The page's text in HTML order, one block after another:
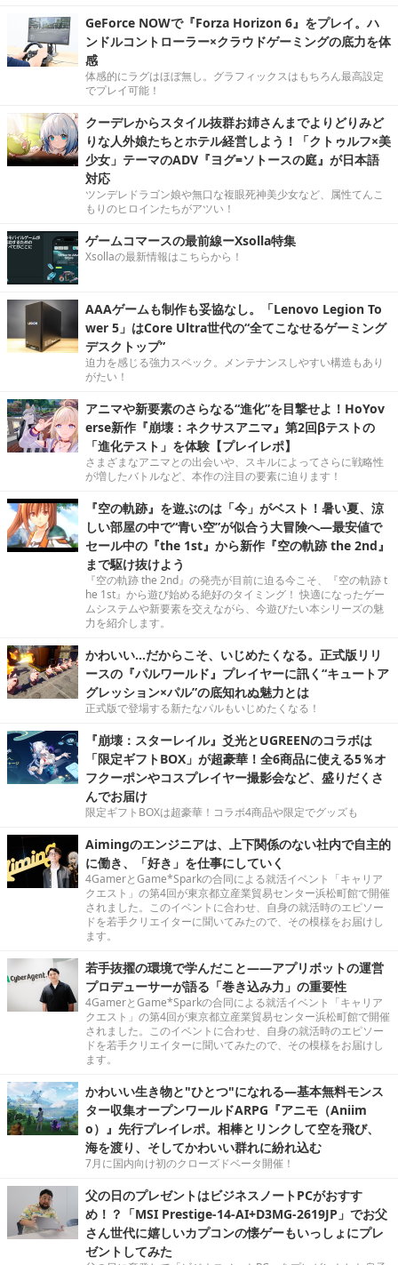
GeForce NOWで『Forza Horizon 6』をプレイ。ハ
ンドルコントローラー×クラウドゲーミングの底力を体
感
体感的にラグはほぼ無し。グラフィックスはもちろん最高設定
でプレイ可能！
クーデレからスタイル抜群お姉さんまでよりどりみど
りな人外娘たちとホテル経営しよう！「クトゥルフ×美
少女」テーマのADV『ヨグ=ソトースの庭』が日本語
対応
ツンデレドラゴン娘や無口な複眼死神美少女など、属性てんこ
もりのヒロインたちがアツい！
ゲームコマースの最前線ーXsolla特集
Xsollaの最新情報はこちらから！
AAAゲームも制作も妥協なし。「Lenovo Legion To
wer 5」はCore Ultra世代の“全てこなせるゲーミング
デスクトップ”
迫力を感じる強力スペック。メンテナンスしやすい構造もあり
がたい！
アニマや新要素のさらなる“進化”を目撃せよ！HoYov
erse新作『崩壊：ネクサスアニマ』第2回βテストの
「進化テスト」を体験【プレイレポ】
さまざまなアニマとの出会いや、スキルによってさらに戦略性
が増したバトルなど、本作の注目の要素に迫ります！
『空の軌跡』を遊ぶのは「今」がベスト！暑い夏、涼
しい部屋の中で“青い空”が似合う大冒険へ―最安値で
セール中の『the 1st』から新作『空の軌跡 the 2nd』
まで駆け抜けよう
『空の軌跡 the 2nd』の発売が目前に迫る今こそ、『空の軌跡 t
he 1st』から遊び始める絶好のタイミング！ 快適になったゲー
ムシステムや新要素を交えながら、今遊びたい本シリーズの魅
力を紹介します。
かわいい…だからこそ、いじめたくなる。正式版リリ
ースの『パルワールド』プレイヤーに訊く“キュートア
グレッション×パル”の底知れぬ魅力とは
正式版で登場する新たなパルもいじめたくなる！
『崩壊：スターレイル』爻光とUGREENのコラボは
「限定ギフトBOX」が超豪華！全6商品に使える5％オ
フクーポンやコスプレイヤー撮影会など、盛りだくさ
んでお届け
限定ギフトBOXは超豪華！コラボ4商品や限定でグッズも
Aimingのエンジニアは、上下関係のない社内で自主的
に働き、「好き」を仕事にしていく
4GamerとGame*Sparkの合同による就活イベント「キャリア
クエスト」の第4回が東京都立産業貿易センター浜松町館で開催
されました。このイベントに合わせ、自身の就活時のエピソー
ドを若手クリエイターに聞いてみたので、その模様をお届けし
ます。
若手抜擢の環境で学んだこと――アプリボットの運営
プロデューサーが語る「巻き込み力」の重要性
4GamerとGame*Sparkの合同による就活イベント「キャリア
クエスト」の第4回が東京都立産業貿易センター浜松町館で開催
されました。このイベントに合わせ、自身の就活時のエピソー
ドを若手クリエイターに聞いてみたので、その模様をお届けし
ます。
かわいい生き物と"ひとつ"になれる―基本無料モンス
ター収集オープンワールドARPG『アニモ（Aniim
o）』先行プレイレポ。相棒とリンクして空を飛び、
海を渡り、そしてかわいい群れに紛れ込む
7月に国内向け初のクローズドベータ開催！
父の日のプレゼントはビジネスノートPCがおすす
め！？「MSI Prestige-14-AI+D3MG-2619JP」でお父
さん世代に嬉しいカプコンの懐ゲーもいっしょにプレ
ゼントしてみた